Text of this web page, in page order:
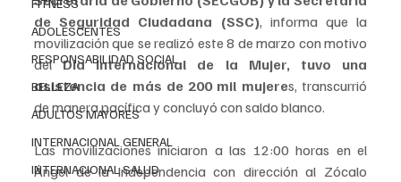
FITNESS
ADOLESCENTES
RESPONSABILIDAD SOCIAL
BELLEZA
ADULTOS MAYORES
INTERNACIONAL GENERAL
INTERNACIONAL SALUD
de Seguridad Ciudadana (SSC), informa que la
movilización que se realizó este 8 de marzo con motivo
del Día Internacional de la Mujer, tuvo una
asistencia de más de 200 mil mujeres, transcurrió
de manera pacífica y concluyó con saldo blanco.
Las movilizaciones iniciaron a las 12:00 horas en el
Ángel de la Independencia con dirección al Zócalo